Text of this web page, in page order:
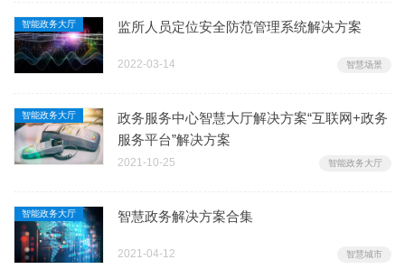
智能政务大厅 监所人员定位安全防范管理系统解决方案
2022-03-14 智慧场景
智能政务大厅
政务服务中心智慧大厅解决方案“互联网+政务
服务平台”解决方案
2021-10-25 智能政务大厅
智能政务大厅 智慧政务解决方案合集
2021-04-12 智慧城市